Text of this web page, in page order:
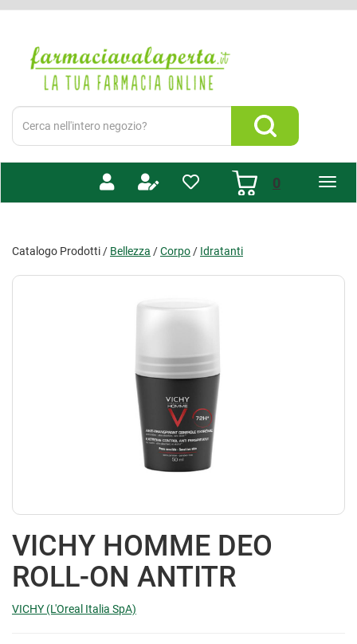
principale
Valaperta
Cerca
Prodotto
Cerca Prodotto
0prodotti
Catalogo Prodotti / Bellezza /Corpo / Idratanti
VICHY HOMME DEO
ROLL-ON ANTITR
VICHY (L'Oreal Italia SpA)